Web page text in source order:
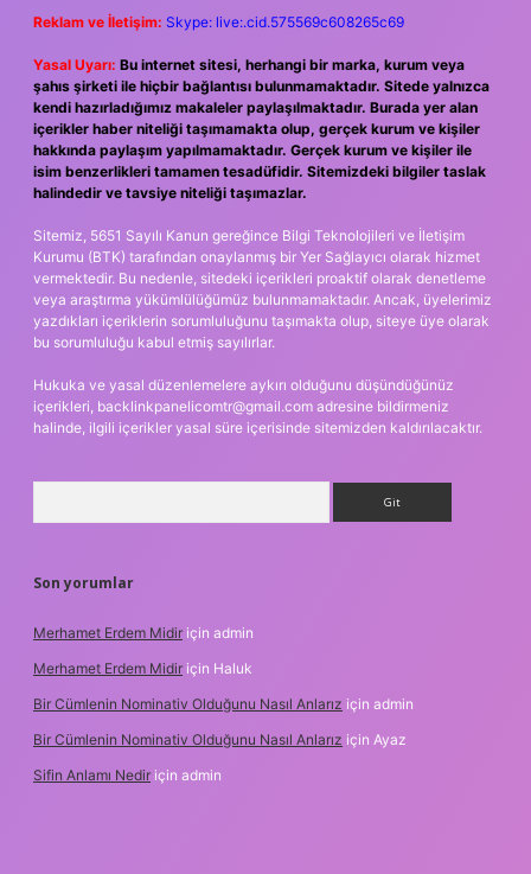
Reklam ve İletişim: Skype: live:.cid.575569c608265c69
Yasal Uyarı: Bu internet sitesi, herhangi bir marka, kurum veya
şahıs şirketi ile hiçbir bağlantısı bulunmamaktadır. Sitede yalnızca
kendi hazırladığımız makaleler paylaşılmaktadır. Burada yer alan
içerikler haber niteliği taşımamakta olup, gerçek kurum ve kişiler
hakkında paylaşım yapılmamaktadır. Gerçek kurum ve kişiler ile
isim benzerlikleri tamamen tesadüfidir. Sitemizdeki bilgiler taslak
halindedir ve tavsiye niteliği taşımazlar.
Sitemiz, 5651 Sayılı Kanun gereğince Bilgi Teknolojileri ve İletişim
Kurumu (BTK) tarafından onaylanmış bir Yer Sağlayıcı olarak hizmet
vermektedir. Bu nedenle, sitedeki içerikleri proaktif olarak denetleme
veya araştırma yükümlülüğümüz bulunmamaktadır. Ancak, üyelerimiz
yazdıkları içeriklerin sorumluluğunu taşımakta olup, siteye üye olarak
bu sorumluluğu kabul etmiş sayılırlar.
Hukuka ve yasal düzenlemelere aykırı olduğunu düşündüğünüz
içerikleri, backlinkpanelicomtr@gmail.com adresine bildirmeniz
halinde, ilgili içerikler yasal süre içerisinde sitemizden kaldırılacaktır.
Son yorumlar
Merhamet Erdem Midir için admin
Merhamet Erdem Midir için Haluk
Bir Cümlenin Nominativ Olduğunu Nasıl Anlarız için admin
Bir Cümlenin Nominativ Olduğunu Nasıl Anlarız için Ayaz
Sifin Anlamı Nedir için admin